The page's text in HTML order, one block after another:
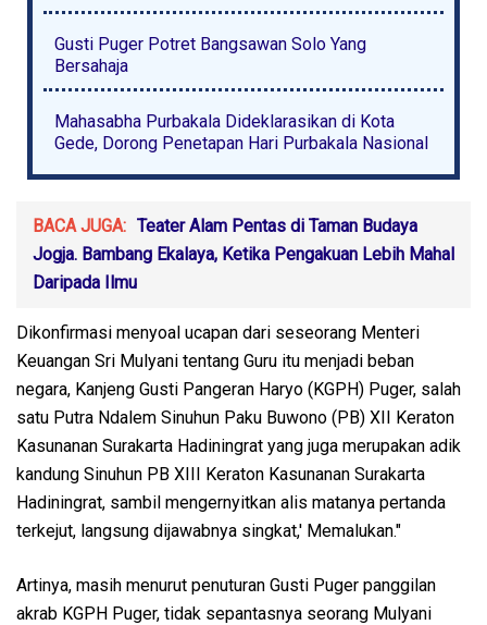
Gusti Puger Potret Bangsawan Solo Yang
Bersahaja
Mahasabha Purbakala Dideklarasikan di Kota
Gede, Dorong Penetapan Hari Purbakala Nasional
BACA JUGA: Teater Alam Pentas di Taman Budaya
Jogja. Bambang Ekalaya, Ketika Pengakuan Lebih Mahal
Daripada Ilmu
Dikonfirmasi menyoal ucapan dari seseorang Menteri
Keuangan Sri Mulyani tentang Guru itu menjadi beban
negara, Kanjeng Gusti Pangeran Haryo (KGPH) Puger, salah
satu Putra Ndalem Sinuhun Paku Buwono (PB) XII Keraton
Kasunanan Surakarta Hadiningrat yang juga merupakan adik
kandung Sinuhun PB XIII Keraton Kasunanan Surakarta
Hadiningrat, sambil mengernyitkan alis matanya pertanda
terkejut, langsung dijawabnya singkat,' Memalukan."
Artinya, masih menurut penuturan Gusti Puger panggilan
akrab KGPH Puger, tidak sepantasnya seorang Mulyani